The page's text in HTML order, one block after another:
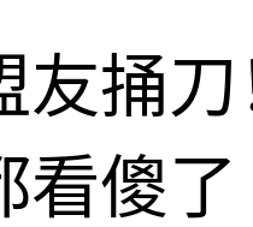
友捅
看傻了